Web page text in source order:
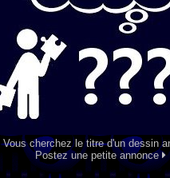
Vous cherchez le titre d'un dessin
Postez une petite annonce